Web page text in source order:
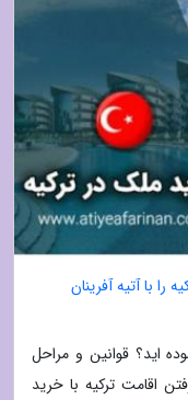
را با آتیه آفرینان
اید؟ قوانین و مراحل
اقامت ترکیه با خرید